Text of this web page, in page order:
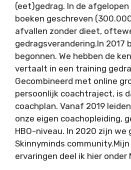
(eet)gedrag. In de afgelopen
boeken geschreven
afvallen zonder dieet,
gedragsverandering.In 2017
begonnen. We hebben de
vertaalt in een training
Gecombineerd met online
persoonlijk coachtraject, is
coachplan. Vanaf 2019
onze eigen coachopleiding,
HBO-niveau. In 2020 zijn
Skinnyminds
ervaringen deel ik hier onder